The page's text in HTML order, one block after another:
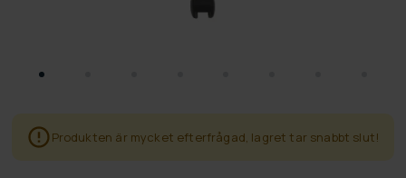
Produkten är mycket efterfrågad, lagret tar snabbt slut!